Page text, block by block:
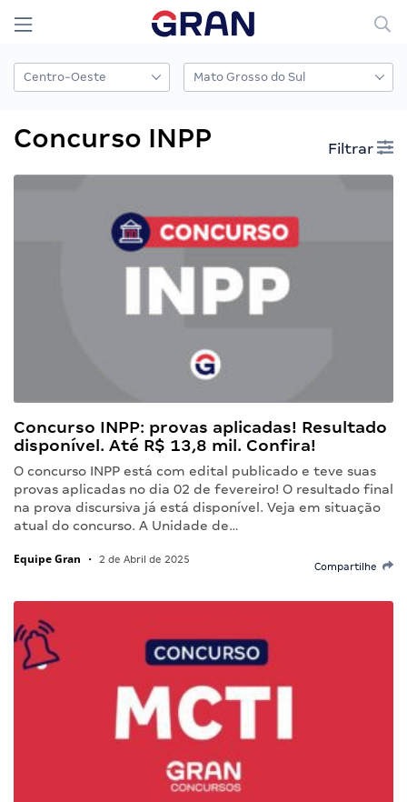
Concurso INPP Filtrar
Concurso INPP: provas aplicadas! Resultado
disponível. Até R$ 13,8 mil. Confira!
O concurso INPP está com edital publicado e teve suas
provas aplicadas no dia 02 de fevereiro! O resultado final
na prova discursiva já está disponível. Veja em situação
atual do concurso. A Unidade de…
Equipe Gran • 2 de Abril de 2025
Compartilhe